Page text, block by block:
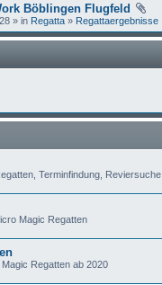
Böblingen Flugfeld
» in Regatta » Regattaergebnisse
Terminfindung, Reviersuche
Magic Regatten
Regatten ab 2020